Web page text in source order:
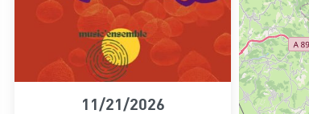
11/21/2026